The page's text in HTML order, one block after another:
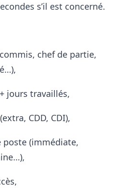
s’il est concerné.
chef de partie,
jours travaillés,
CDD, CDI),
poste (immédiate,